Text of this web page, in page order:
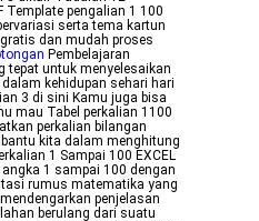
Template pengalian 1 100
serta tema kartun
dan mudah proses
Pembelajaran
tepat untuk menyelesaikan
kehidupan sehari hari
3 di sini Kamu juga bisa
mau Tabel perkalian 1100
perkalian bilangan
kita dalam menghitung
1 Sampai 100 EXCEL
1 sampai 100 dengan
rumus matematika yang
penjelasan
berulang dari suatu